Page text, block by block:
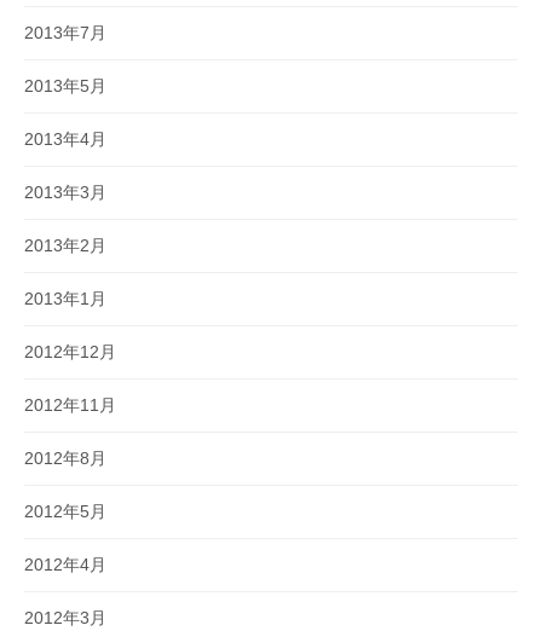
2013年7月
2013年5月
2013年4月
2013年3月
2013年2月
2013年1月
2012年12月
2012年11月
2012年8月
2012年5月
2012年4月
2012年3月